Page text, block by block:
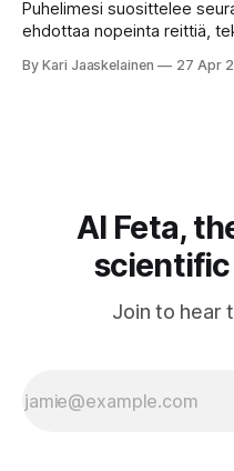
Puhelimesi suosittelee
ehdottaa nopeinta reittiä,
tottelee sinua sokeasti.
By Kari Jaaskelainen 27 Apr
AI Feta,
scientific
Join to hear